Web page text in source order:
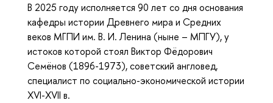
В 2025 году исполняется 90 лет со дня основания
кафедры истории Древнего мира и Средних
веков МГПИ им. В. И. Ленина (ныне – МПГУ), у
истоков которой стоял Виктор Фёдорович
Семёнов (1896-1973), советский англовед,
специалист по социально-экономической истории
XVI-XVII в.